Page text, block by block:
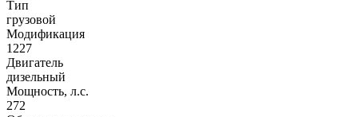
Тип
грузовой
Модификация
1227
Двигатель
дизельный
Мощность, л.с.
272